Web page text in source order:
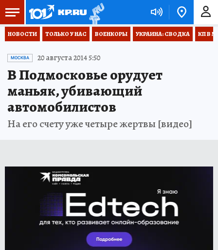
НОВОСТИ ТОЛЬКО У НАС ВОЕНКОРЫ УКРАИНА: СВОДКА КП В
МОСКВА 20 августа 2014 5:50
В Подмосковье орудует
маньяк, убивающий
автомобилистов
На его счету уже четыре жертвы [видео]